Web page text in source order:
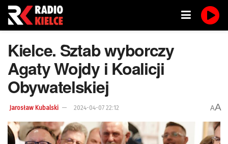
Kielce. Sztab wyborczy
Agaty Wojdy i Koalicji
Obywatelskiej
Jarosław Kubalski 2024-04-07 22:12 AA